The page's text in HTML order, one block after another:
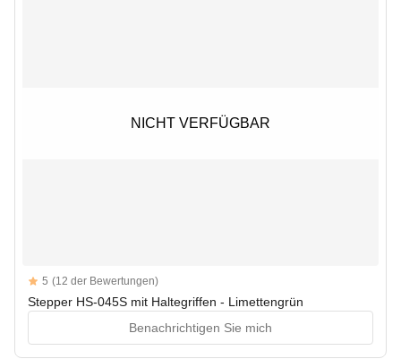
NICHT VERFÜGBAR
NICHT VERFÜGBAR
Reviews
5 out of 5 stars
5 (12 der Bewertungen)
Stepper HS-045S mit Haltegriffen - Limettengrün
Benachrichtigen Sie mich